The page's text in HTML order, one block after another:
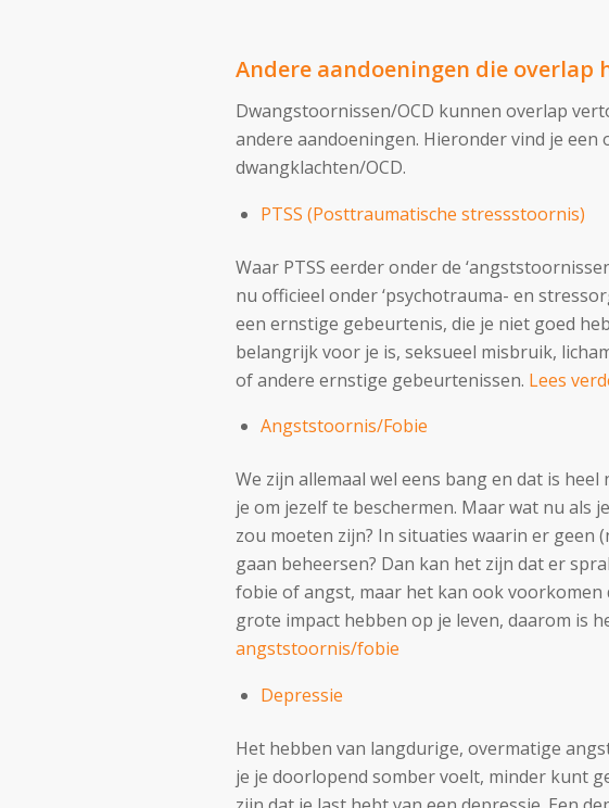
Andere aandoeningen die overlap
Dwangstoornissen/OCD kunnen overlap
andere aandoeningen. Hieronder vind je
dwangklachten/OCD.
PTSS (Posttraumatische stressstoornis)
Waar PTSS eerder onder de
nu officieel onder ‘psychotrauma- en
een ernstige gebeurtenis, die je niet goed
belangrijk voor je is, seksueel misbruik,
of andere ernstige gebeurtenissen. Lees
Angststoornis/Fobie
We zijn allemaal wel eens bang en dat is
je om jezelf te beschermen. Maar wat nu als
zou moeten zijn? In situaties waarin er geen
gaan beheersen? Dan kan het zijn dat er
fobie of angst, maar het kan ook
grote impact hebben op je leven, daarom is
angststoornis/fobie
Depressie
Het hebben van langdurige, overmatige
je je doorlopend somber voelt, minder kunt